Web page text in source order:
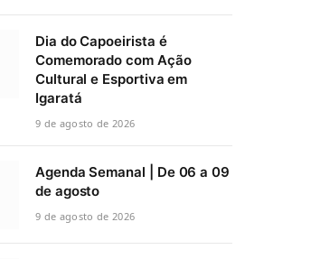
Dia do Capoeirista é
Comemorado com Ação
Cultural e Esportiva em
Igaratá
9 de agosto de 2026
Agenda Semanal | De 06 a 09
de agosto
9 de agosto de 2026